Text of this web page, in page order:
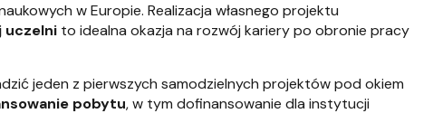
w Europie. Realizacja własnego projektu
uczelnito idealna okazja na rozwój kariery po obronie pracy
jeden z pierwszych samodzielnych projektów pod okiem
pobytu, w tym dofinansowanie dla instytucji